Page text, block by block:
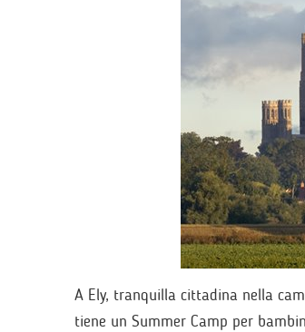
A Ely, tranquilla cittadina nella
tiene un Summer Camp per